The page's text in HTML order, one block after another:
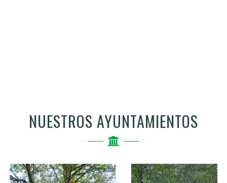
NUESTROS AYUNTAMIENTOS